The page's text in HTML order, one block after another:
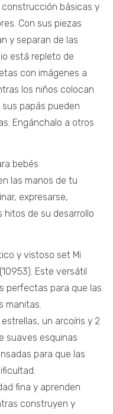
construcción básicas y
Con sus piezas
y separan de las
está repleto de
con imágenes a
los niños colocan
sus papás pueden
Engánchalo a otros
bebés
las manos de tu
expresarse,
hitos de su desarrollo
y vistoso set Mi
Este versátil
perfectas para que las
manitas.
un arcoíris y 2
suaves esquinas
para que las
fina y aprenden
construyen y